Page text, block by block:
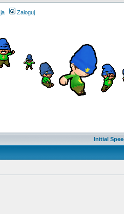
Zaloguj
Initial